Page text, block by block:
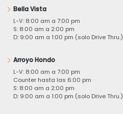
Bella Vista
L-V: 8:00 am a 7:00 pm
S: 8:00 am a 2:00 pm
D: 9:00 am a 1:00 pm (solo Drive Thru.)
Arroyo Hondo
L-V: 8:00 am a 7:00 pm
Counter hasta las 6:00 pm
S: 8:00 am a 2:00 pm
D: 9:00 am a 1:00 pm (solo Drive Thru.)